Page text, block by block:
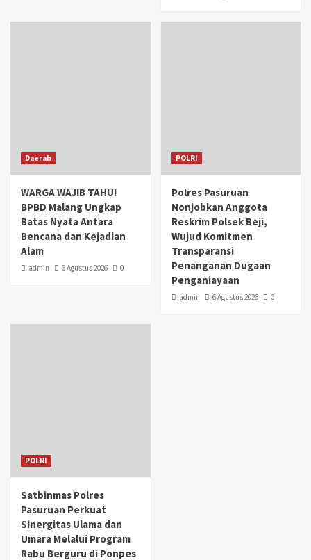
Daerah
WARGA WAJIB TAHU!
BPBD Malang Ungkap
Batas Nyata Antara
Bencana dan Kejadian
Alam
admin 6 Agustus 2026 0
POLRI
Polres Pasuruan
Nonjobkan Anggota
Reskrim Polsek Beji,
Wujud Komitmen
Transparansi
Penanganan Dugaan
Penganiayaan
admin 6 Agustus 2026 0
POLRI
Satbinmas Polres
Pasuruan Perkuat
Sinergitas Ulama dan
Umara Melalui Program
Rabu Berguru di Ponpes